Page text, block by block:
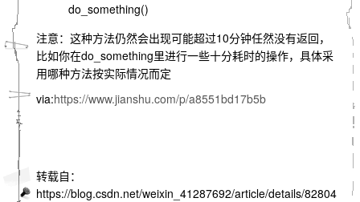
do_something()
注意：这种方法仍然会出现可能超过10分钟任然没有返回，
比如你在do_something里进行一些十分耗时的操作，具体采
用哪种方法按实际情况而定
via:https://www.jianshu.com/p/a8551bd17b5b
转载自：
https://blog.csdn.net/weixin_41287692/article/details/82804